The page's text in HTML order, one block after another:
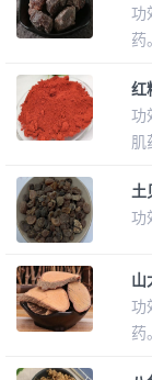
功
药。
红
功
肌
土
功
功
药。